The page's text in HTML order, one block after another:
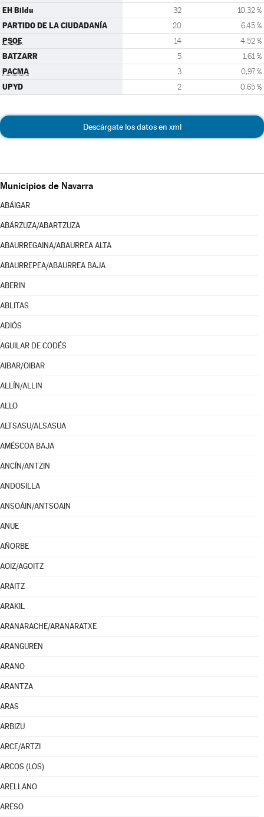
EH Bildu 32 10,32 %
PARTIDO DE LA CIUDADANÍA 20 6,45 %
PSOE 14 4,52 %
BATZARR 5 1,61 %
PACMA 3 0,97 %
UPYD 2 0,65 %
Descárgate los datos en xml
Municipios de Navarra
ABÁIGAR
ABÁRZUZA/ABARTZUZA
ABAURREGAINA/ABAURREA ALTA
ABAURREPEA/ABAURREA BAJA
ABERIN
ABLITAS
ADIÓS
AGUILAR DE CODÉS
AIBAR/OIBAR
ALLÍN/ALLIN
ALLO
ALTSASU/ALSASUA
AMÉSCOA BAJA
ANCÍN/ANTZIN
ANDOSILLA
ANSOÁIN/ANTSOAIN
ANUE
AÑORBE
AOIZ/AGOITZ
ARAITZ
ARAKIL
ARANARACHE/ARANARATXE
ARANGUREN
ARANO
ARANTZA
ARAS
ARBIZU
ARCE/ARTZI
ARCOS (LOS)
ARELLANO
ARESO